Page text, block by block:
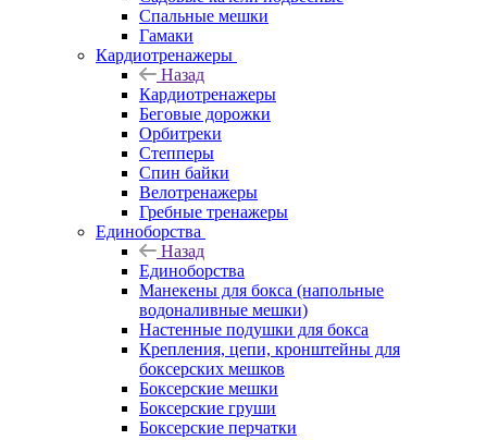
Спальные мешки
Гамаки
Кардиотренажеры
Назад
Кардиотренажеры
Беговые дорожки
Орбитреки
Степперы
Спин байки
Велотренажеры
Гребные тренажеры
Единоборства
Назад
Единоборства
Манекены для бокса (напольные
водоналивные мешки)
Настенные подушки для бокса
Крепления, цепи, кронштейны для
боксерских мешков
Боксерские мешки
Боксерские груши
Боксерские перчатки